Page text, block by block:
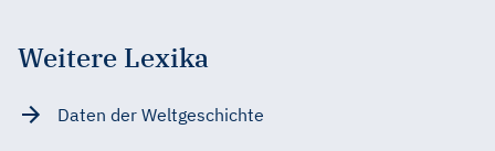
Weitere Lexika
Daten der Weltgeschichte